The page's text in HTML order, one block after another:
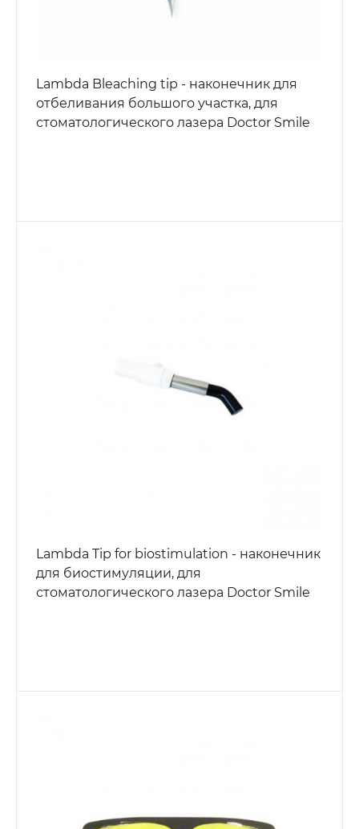
Lambda Bleaching tip - наконечник для
отбеливания большого участка, для
стоматологического лазера Doctor Smile
Lambda Tip for biostimulation - наконечник
для биостимуляции, для
стоматологического лазера Doctor Smile